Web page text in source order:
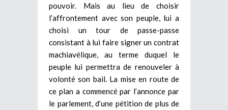
pouvoir. Mais au lieu de choisir
l’affrontement avec son peuple, lui a
choisi un tour de passe-passe
consistant à lui faire signer un contrat
machiavélique, au terme duquel le
peuple lui permettra de renouveler à
volonté son bail. La mise en route de
ce plan a commencé par l’annonce par
le parlement, d’une pétition de plus de